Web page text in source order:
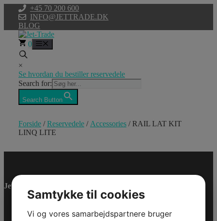
indhold
+45 70 200 600
INFO@JETTRADE.DK
BLOG
0
×
Se hvordan du bestiller reservedele
Search for:
Search Button
Forside /Reservedele / Accessories / RAIL LAT KIT
LINQ LITE
LINQ LITE
Model/Varenr.: 715009474
369,75 dkinkl. Moms
Jet-Trade Powersport
Samtykke til cookies
Vi og vores samarbejdspartnere bruger